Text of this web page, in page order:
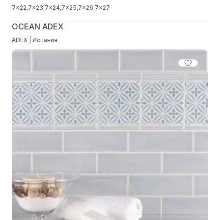
7x22 7x23 7x24 7x25 7x26 7x27
OCEAN ADEX
ADEX | Испания